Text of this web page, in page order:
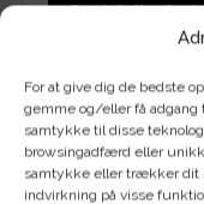
For at give dig de bedste
gemme og/eller få adgang
samtykke til disse
browsingadfærd eller
samtykke eller trækker dit
indvirkning på visse
Se detaljer for
Velkommen til